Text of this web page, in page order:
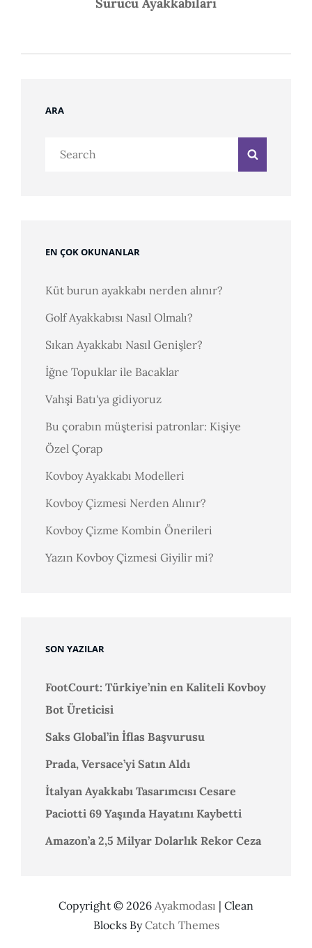
ARA
EN ÇOK OKUNANLAR
Küt burun ayakkabı nerden alınır?
Golf Ayakkabısı Nasıl Olmalı?
Sıkan Ayakkabı Nasıl Genişler?
İğne Topuklar ile Bacaklar
Vahşi Batı'ya gidiyoruz
Bu çorabın müşterisi patronlar: Kişiye
Özel Çorap
Kovboy Ayakkabı Modelleri
Kovboy Çizmesi Nerden Alınır?
Kovboy Çizme Kombin Önerileri
Yazın Kovboy Çizmesi Giyilir mi?
SON YAZILAR
FootCourt: Türkiye’nin en Kaliteli Kovboy
Bot Üreticisi
Saks Global’in İflas Başvurusu
Prada, Versace’yi Satın Aldı
İtalyan Ayakkabı Tasarımcısı Cesare
Paciotti 69 Yaşında Hayatını Kaybetti
Amazon’a 2,5 Milyar Dolarlık Rekor Ceza
Copyright © 2026 Ayakmodası | Clean
Blocks ByCatch Themes